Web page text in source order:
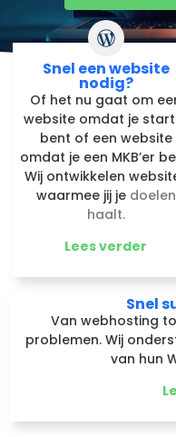
Snel een website
nodig?
Of het nu gaat om
website omdat je
bent of een website
omdat je een MKB’er
Wij ontwikkelen
waarmee jij je doelen
haalt.
Lees verder
Snel
Van webhosting
problemen. Wij
van hun